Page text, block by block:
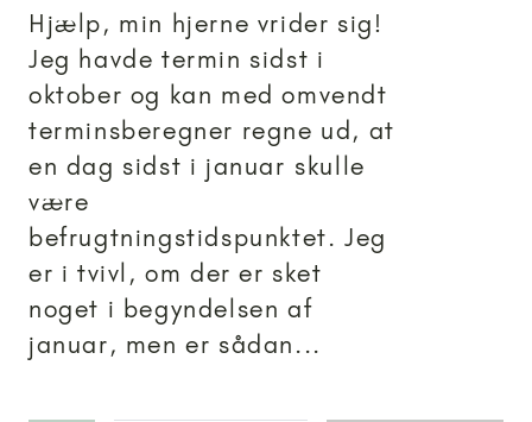
Hjælp, min hjerne vrider sig!
Jeg havde termin sidst i
oktober og kan med omvendt
terminsberegner regne ud, at
en dag sidst i januar skulle
være
befrugtningstidspunktet. Jeg
er i tvivl, om der er sket
noget i begyndelsen af
januar, men er sådan...